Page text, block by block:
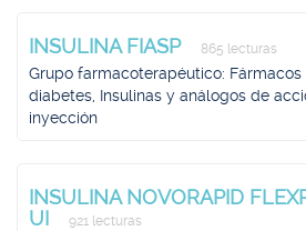
INSULINA FIASP 865 lecturas
Grupo farmacoterapéutico:
diabetes, Insulinas y análogos de
inyección
INSULINA NOVORAPID
UI
921 lecturas